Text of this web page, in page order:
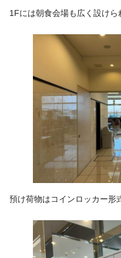
1Fには朝食会場も広く設けら
預け荷物はコインロッカー形